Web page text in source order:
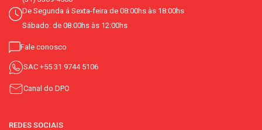
De Segunda á Sexta-feira de 08:00hs às 18:00hs
Sábado: de 08:00hs às 12:00hs
Fale conosco
SAC +55 31 9744 5106
Canal do DPO
REDES SOCIAIS